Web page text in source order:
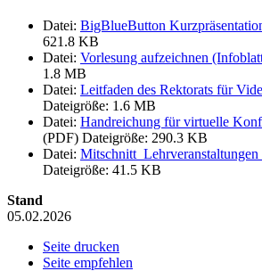
Datei: BigBlueButton
621.8 KB
Datei: Vorlesung aufzeichnen
1.8 MB
Datei: Leitfaden des Rektorats für
Dateigröße: 1.6 MB
Datei: Handreichung für virtuelle
(PDF) Dateigröße: 290.3 KB
Datei:
Dateigröße: 41.5 KB
Stand
05.02.2026
Seite drucken
Seite empfehlen